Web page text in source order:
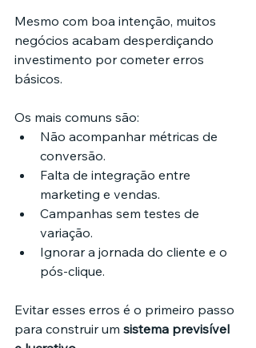
Mesmo com boa intenção, muitos
negócios acabam desperdiçando
investimento por cometer erros
básicos.
Os mais comuns são:
Não acompanhar métricas de
conversão.
Falta de integração entre
marketing e vendas.
Campanhas sem testes de
variação.
Ignorar a jornada do cliente e o
pós-clique.
Evitar esses erros é o primeiro passo
para construir um sistema previsível